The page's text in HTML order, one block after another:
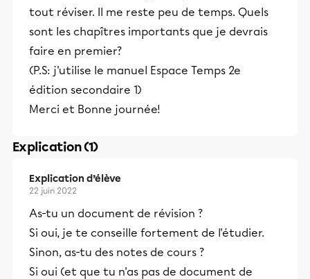
tout réviser. Il me reste peu de temps. Quels
sont les chapîtres importants que je devrais
faire en premier?
(P.S: j'utilise le manuel Espace Temps 2e
édition secondaire 1)
Merci et Bonne journée!
Explication (1)
Explication d’élève
22 juin 2022
As-tu un document de révision ?
Si oui, je te conseille fortement de l'étudier.
Sinon, as-tu des notes de cours ?
Si oui (et que tu n'as pas de document de